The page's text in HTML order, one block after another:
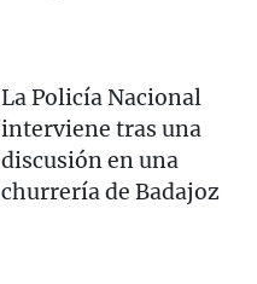
La Policía Nacional
interviene tras una
discusión en una
churrería de Badajoz